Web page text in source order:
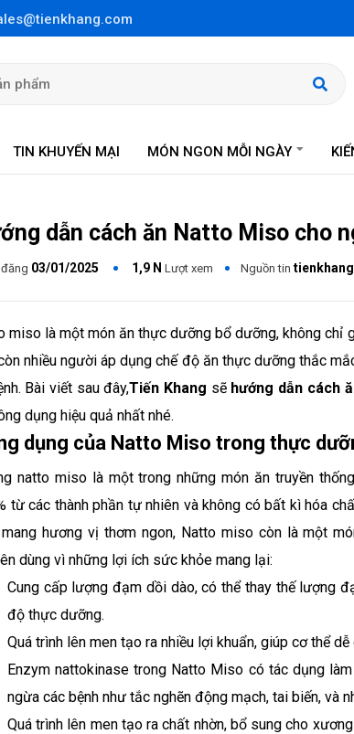
TIN KHUYẾN MẠI MÓN NGON MỖI NGÀY
dẫn cách ăn Natto Miso cho
03/01/2025 1,9 N Lượt xem Nguồn tin
miso là một món ăn thực dưỡng bổ dưỡng, không chỉ
nhiều người áp dụng chế độ ăn thực dưỡng thắc
Bài viết sau đây,Tiến Khang sẽ hướng dẫn cách
dụng hiệu quả nhất nhé.
dụng của Natto Miso trong thực
natto miso là một trong những món ăn truyền
từ các thành phần tự nhiên và không có bất kì hóa
hương vị thơm ngon, Natto miso còn là một
dùng vì những lợi ích sức khỏe mang lại:
Cung cấp lượng đạm dồi dào, có thể thay thế lượng
độ thực dưỡng.
Quá trình lên men tạo ra nhiều lợi khuẩn, giúp cơ thể
Enzym nattokinase trong Natto Miso có tác dụng
ngừa các bệnh như tắc nghẽn động mạch, tai biến, và
Quá trình lên men tạo ra chất nhờn, bổ sung cho